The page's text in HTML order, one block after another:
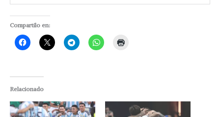
Compartilo en:
Relacionado